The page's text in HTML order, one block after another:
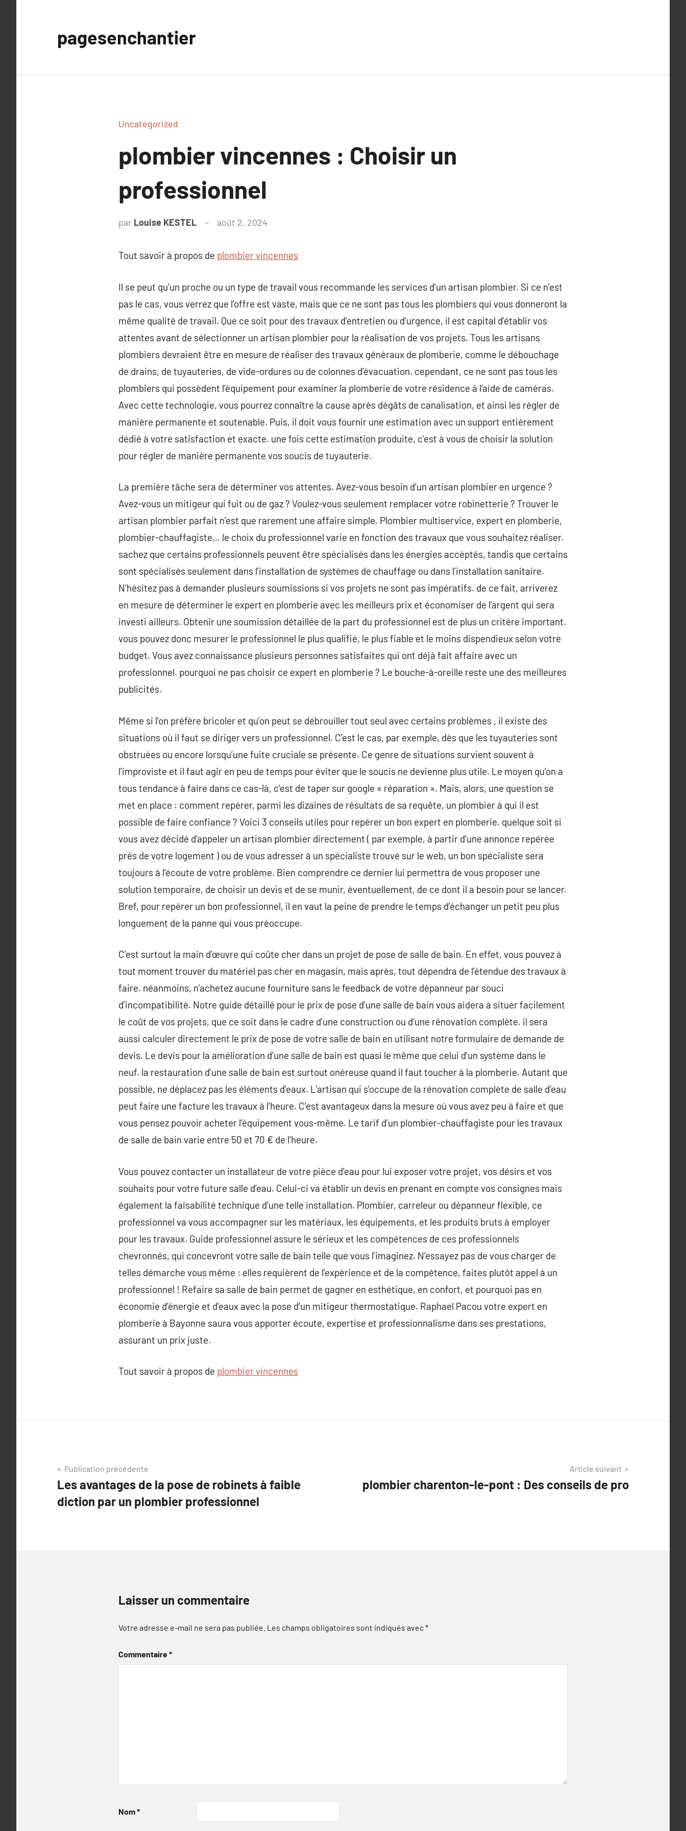
pagesenchantier
Uncategorized
plombier vincennes : Choisir un
professionnel
par Louise KESTEL août 2, 2024
Tout savoir à propos de plombier vincennes
Il se peut qu’un proche ou un type de travail vous recommande les services d’un artisan plombier. Si ce n’est
pas le cas, vous verrez que l’offre est vaste, mais que ce ne sont pas tous les plombiers qui vous donneront la
même qualité de travail. Que ce soit pour des travaux d’entretien ou d’urgence, il est capital d’établir vos
attentes avant de sélectionner un artisan plombier pour la réalisation de vos projets. Tous les artisans
plombiers devraient être en mesure de réaliser des travaux généraux de plomberie, comme le débouchage
de drains, de tuyauteries, de vide-ordures ou de colonnes d’évacuation. cependant, ce ne sont pas tous les
plombiers qui possèdent l’équipement pour examiner la plomberie de votre résidence à l’aide de caméras.
Avec cette technologie, vous pourrez connaître la cause après dégâts de canalisation, et ainsi les régler de
manière permanente et soutenable. Puis, il doit vous fournir une estimation avec un support entièrement
dédié à votre satisfaction et exacte. une fois cette estimation produite, c’est à vous de choisir la solution
pour régler de manière permanente vos soucis de tuyauterie.
La première tâche sera de déterminer vos attentes. Avez-vous besoin d’un artisan plombier en urgence ?
Avez-vous un mitigeur qui fuit ou de gaz ? Voulez-vous seulement remplacer votre robinetterie ? Trouver le
artisan plombier parfait n’est que rarement une affaire simple. Plombier multiservice, expert en plomberie,
plombier-chauffagiste… le choix du professionnel varie en fonction des travaux que vous souhaitez réaliser.
sachez que certains professionnels peuvent être spécialisés dans les énergies accéptés, tandis que certains
sont spécialisés seulement dans l’installation de systèmes de chauffage ou dans l’installation sanitaire.
N’hésitez pas à demander plusieurs soumissions si vos projets ne sont pas impératifs. de ce fait, arriverez
en mesure de déterminer le expert en plomberie avec les meilleurs prix et économiser de l’argent qui sera
investi ailleurs. Obtenir une soumission détaillée de la part du professionnel est de plus un critère important.
vous pouvez donc mesurer le professionnel le plus qualifié, le plus fiable et le moins dispendieux selon votre
budget. Vous avez connaissance plusieurs personnes satisfaites qui ont déjà fait affaire avec un
professionnel. pourquoi ne pas choisir ce expert en plomberie ? Le bouche-à-oreille reste une des meilleures
publicités.
Même si l’on préfère bricoler et qu’on peut se débrouiller tout seul avec certains problèmes , il existe des
situations où il faut se diriger vers un professionnel. C’est le cas, par exemple, dès que les tuyauteries sont
obstruées ou encore lorsqu’une fuite cruciale se présente. Ce genre de situations survient souvent à
l’improviste et il faut agir en peu de temps pour éviter que le soucis ne devienne plus utile. Le moyen qu’on a
tous tendance à faire dans ce cas-là, c’est de taper sur google « réparation ». Mais, alors, une question se
met en place : comment repérer, parmi les dizaines de résultats de sa requête, un plombier à qui il est
possible de faire confiance ? Voici 3 conseils utiles pour repérer un bon expert en plomberie. quelque soit si
vous avez décidé d’appeler un artisan plombier directement ( par exemple, à partir d’une annonce repérée
près de votre logement ) ou de vous adresser à un spécialiste trouvé sur le web, un bon spécialiste sera
toujours à l’écoute de votre problème. Bien comprendre ce dernier lui permettra de vous proposer une
solution temporaire, de choisir un devis et de se munir, éventuellement, de ce dont il a besoin pour se lancer.
Bref, pour repérer un bon professionnel, il en vaut la peine de prendre le temps d’échanger un petit peu plus
longuement de la panne qui vous préoccupe.
C’est surtout la main d’œuvre qui coûte cher dans un projet de pose de salle de bain. En effet, vous pouvez à
tout moment trouver du matériel pas cher en magasin, mais après, tout dépendra de l’étendue des travaux à
faire. néanmoins, n’achetez aucune fourniture sans le feedback de votre dépanneur par souci
d’incompatibilité. Notre guide détaillé pour le prix de pose d’une salle de bain vous aidera à situer facilement
le coût de vos projets, que ce soit dans le cadre d’une construction ou d’une rénovation complète. il sera
aussi calculer directement le prix de pose de votre salle de bain en utilisant notre formulaire de demande de
devis. Le devis pour la amélioration d’une salle de bain est quasi le même que celui d’un système dans le
neuf. la restauration d’une salle de bain est surtout onéreuse quand il faut toucher à la plomberie. Autant que
possible, ne déplacez pas les éléments d’eaux. L’artisan qui s’occupe de la rénovation complète de salle d’eau
peut faire une facture les travaux à l’heure. C’est avantageux dans la mesure où vous avez peu à faire et que
vous pensez pouvoir acheter l’équipement vous-même. Le tarif d’un plombier-chauffagiste pour les travaux
de salle de bain varie entre 50 et 70 € de l’heure.
Vous pouvez contacter un installateur de votre pièce d’eau pour lui exposer votre projet, vos désirs et vos
souhaits pour votre future salle d’eau. Celui-ci va établir un devis en prenant en compte vos consignes mais
également la faisabilité technique d’une telle installation. Plombier, carreleur ou dépanneur flexible, ce
professionnel va vous accompagner sur les matériaux, les équipements, et les produits bruts à employer
pour les travaux. Guide professionnel assure le sérieux et les compétences de ces professionnels
chevronnés, qui concevront votre salle de bain telle que vous l’imaginez. N’essayez pas de vous charger de
telles démarche vous même : elles requièrent de l’expérience et de la compétence, faites plutôt appel à un
professionnel ! Refaire sa salle de bain permet de gagner en esthétique, en confort, et pourquoi pas en
économie d’énergie et d’eaux avec la pose d’un mitigeur thermostatique. Raphael Pacou votre expert en
plomberie à Bayonne saura vous apporter écoute, expertise et professionnalisme dans ses prestations,
assurant un prix juste.
Tout savoir à propos de plombier vincennes
Navigation
de
l’article
Publication précédente
Les avantages de la pose de robinets à faible
diction par un plombier professionnel
Article suivant
plombier charenton-le-pont : Des conseils de pro
Laisser un commentaire
Votre adresse e-mail ne sera pas publiée. Les champs obligatoires sont indiqués avec*
Commentaire*
Nom*